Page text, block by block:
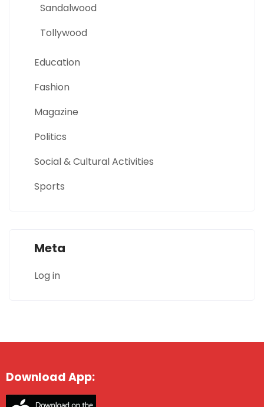
Sandalwood
Tollywood
Education
Fashion
Magazine
Politics
Social & Cultural Activities
Sports
Meta
Log in
Download App: